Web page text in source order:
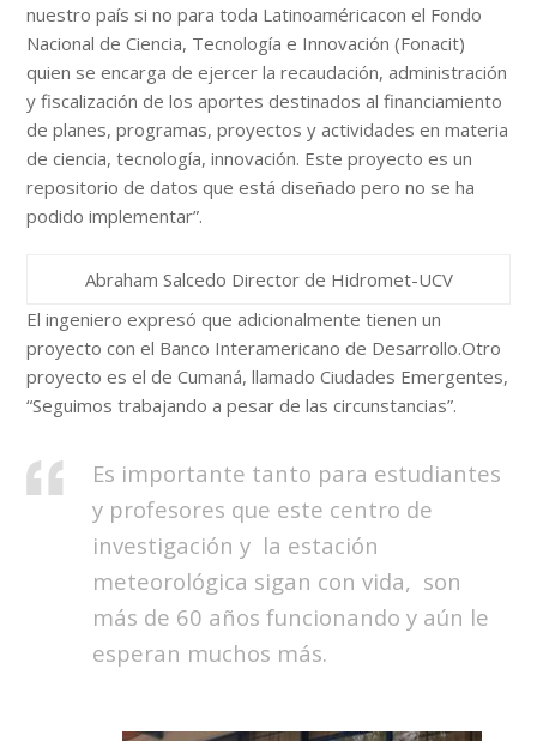
nuestro país si no para toda Latinoaméricacon el Fondo
Nacional de Ciencia, Tecnología e Innovación (Fonacit)
quien se encarga de ejercer la recaudación, administración
y fiscalización de los aportes destinados al financiamiento
de planes, programas, proyectos y actividades en materia
de ciencia, tecnología, innovación. Este proyecto es un
repositorio de datos que está diseñado pero no se ha
podido implementar”.
Abraham Salcedo Director de Hidromet-UCV
El ingeniero expresó que adicionalmente tienen un
proyecto con el Banco Interamericano de Desarrollo.Otro
proyecto es el de Cumaná, llamado Ciudades Emergentes,
“Seguimos trabajando a pesar de las circunstancias”.
Es importante tanto para estudiantes
y profesores que este centro de
investigación y la estación
meteorológica sigan con vida, son
más de 60 años funcionando y aún le
esperan muchos más.